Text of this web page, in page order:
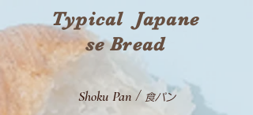
Typical Japane
se Bread
Shoku Pan / 食パン